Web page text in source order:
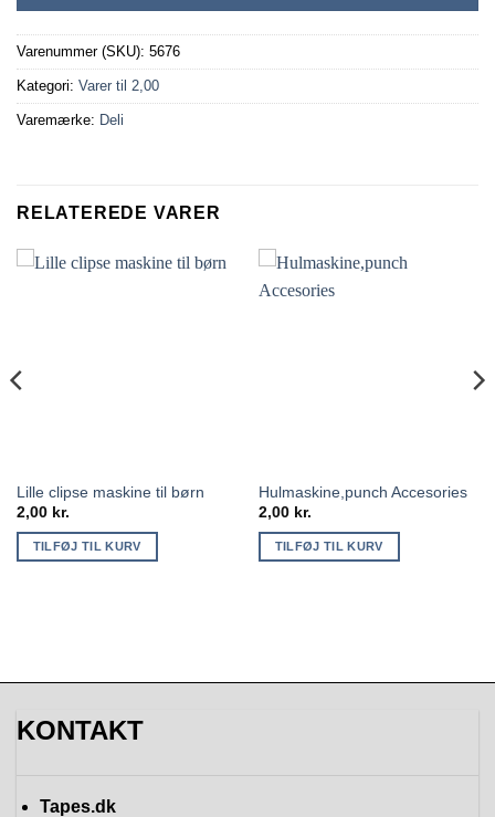
Varenummer (SKU): 5676
Kategori: Varer til 2,00
Varemærke: Deli
RELATEREDE VARER
Lille clipse maskine til børn
2,00 kr.
TILFØJ TIL KURV
Hulmaskine,punch Accesories
2,00 kr.
TILFØJ TIL KURV
KONTAKT
Tapes.dk